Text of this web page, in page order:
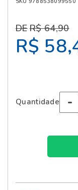
R$ 64,90
R$
Quantidade -